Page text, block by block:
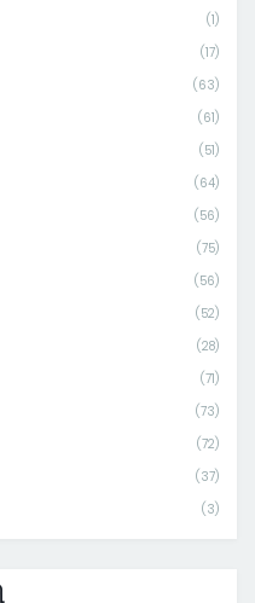
(1)
(17)
(63)
(61)
(51)
(64)
(56)
(75)
(56)
(52)
(28)
(71)
(73)
(72)
(37)
(3)